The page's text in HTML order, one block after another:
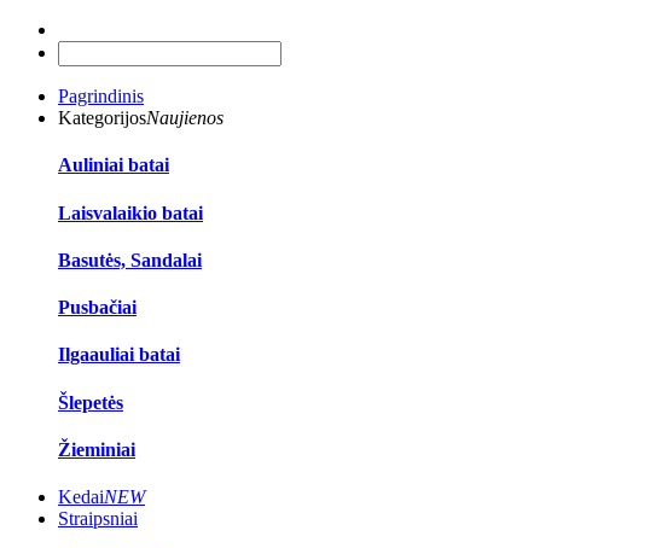
Pagrindinis
KategorijosNaujienos
Auliniai batai
Laisvalaikio batai
Basutės, Sandalai
Pusbačiai
Ilgaauliai batai
Šlepetės
Žieminiai
KedaiNEW
Straipsniai